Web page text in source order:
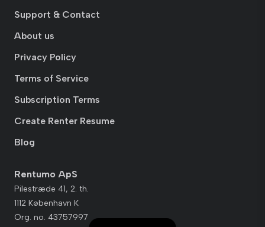
Support & Contact
About us
Privacy Policy
Terms of Service
Subscription Terms
Create Renter Resume
Blog
Rentumo ApS
Pilestræde 41, 2. th.
1112 København K
Org. no. 43757997